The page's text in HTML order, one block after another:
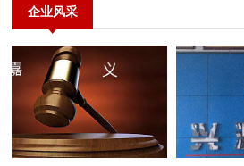
企业风采